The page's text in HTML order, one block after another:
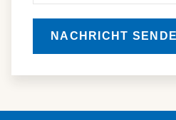
NACHRICHT